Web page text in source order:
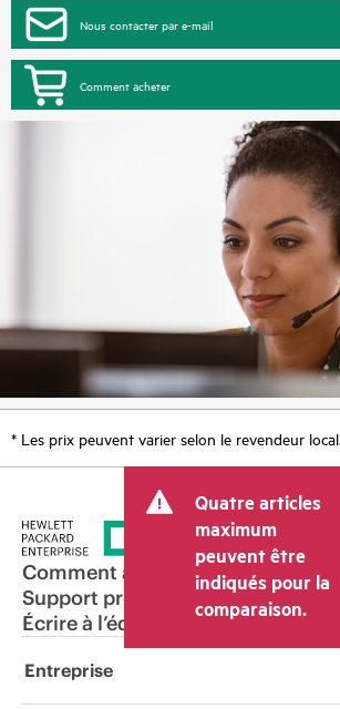
Nous contacter par e-mail
Comment acheter
* Les prix peuvent varier selon le revendeur local.
Quatre articles
maximum
peuvent être
indiqués pour la
comparaison.
Comment acheter
Support produit
Écrire à l’équipe commerciale
Entreprise